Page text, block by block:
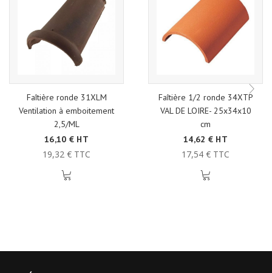
Faîtière ronde 31XLM
Ventilation à emboitement
2,5/ML
16,10 € HT
19,32 € TTC
Faîtière 1/2 ronde 34XTP
VAL DE LOIRE- 25x34x10
cm
14,62 € HT
17,54 € TTC